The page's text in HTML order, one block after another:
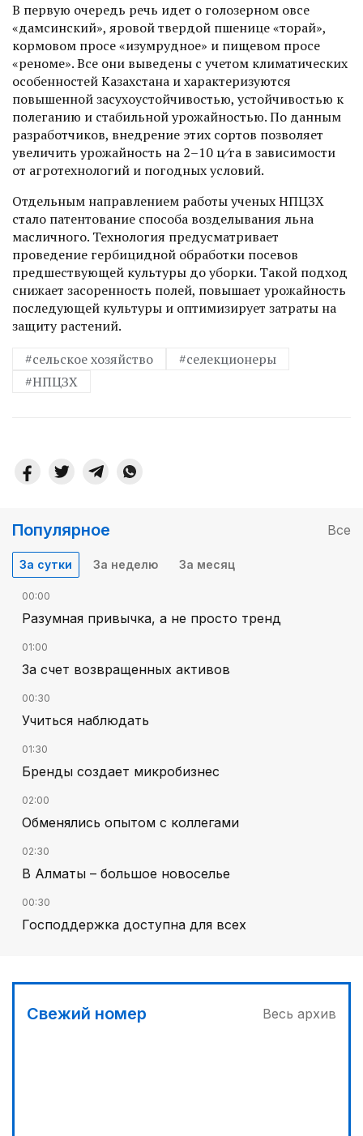
В первую очередь речь идет о голозерном овсе
«дамсинский», яровой твердой пшенице «торғай»,
кормовом просе «изумрудное» и пищевом просе
«реноме». Все они выведены с учетом климатических
особенностей Казахстана и характеризуются
повышенной засухоустойчивостью, устойчивос­тью к
полеганию и стабильной урожайностью. По данным
разработчиков, внедрение этих сортов позволяет
увеличить урожайность на 2–10 ц⁄га в зависимости
от агротехнологий и погодных условий.
Отдельным направлением работы ученых НПЦЗХ
стало патентование способа возделывания льна
масличного. Технология предусматривает
проведение гербицидной обработки посевов
предшествующей культуры до уборки. Такой подход
снижает засоренность полей, повышает урожайность
последующей культуры и оптимизирует затраты на
защиту растений.
#сельское хозяйство
#селекционеры
#НПЦЗХ
Популярное Все
За сутки За неделю За месяц
00:00
Разумная привычка, а не просто тренд
01:00
За счет возвращенных активов
00:30
Учиться наблюдать
01:30
Бренды создает микробизнес
02:00
Обменялись опытом с коллегами
02:30
В Алматы – большое новоселье
00:30
Господдержка доступна для всех
Свежий номер Весь архив